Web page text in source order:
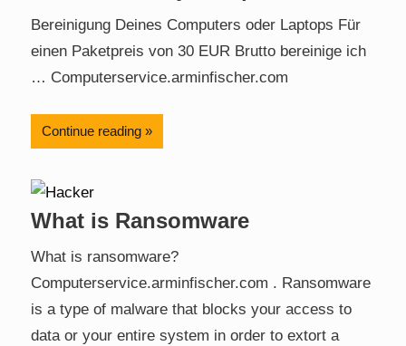
Bereinigung Deines Computers oder Laptops Für
einen Paketpreis von 30 EUR Brutto bereinige ich
… Computerservice.arminfischer.com
Continue reading
What is Ransomware
What is ransomware?
Computerservice.arminfischer.com . Ransomware
is a type of malware that blocks your access to
data or your entire system in order to extort a